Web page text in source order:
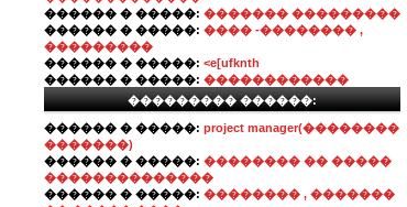
������ � �����: ������� ���������
������ � �����: ���� -�������� ,
���������
������ � �����: <e[ufknth
������ � �����: ������������
��������� ������:
������ � �����: project manager(��������
�������)
������ � �����: �������� �� �����
��������������
������ � �����: �������� , �������